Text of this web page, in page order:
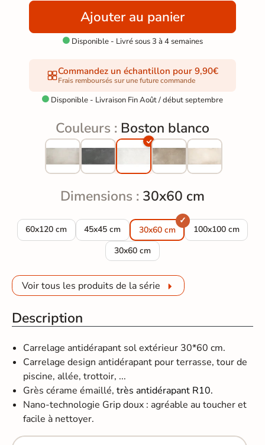
Ajouter au panier
Disponible - Livré sous 3 à 4 semaines
Commandez un échantillon pour 9,90€
Frais remboursés sur une future commande
 Disponible - Livraison Fin Août / début septembre
Couleurs : Boston blanco
Dimensions : 30x60 cm
60x120 cm
Carrelage sol extérieur moderne Boston blanco R10 60x120
45x45 cm
Carrelage sol extérieur moderne Boston
30x60 cm 100x100 cm
Carrelage sol
30x60 cm
Carrelage sol extérieur moderne
Voir tous les produits de la série
Description
Carrelage antidérapant sol extérieur 30*60 cm.
Carrelage design antidérapant pour terrasse, tour de
piscine, allée, trottoir, ...
Grès cérame émaillé,très antidérapant R10.
Nano-technologie Grip doux : agréable au toucher et
facile à nettoyer.